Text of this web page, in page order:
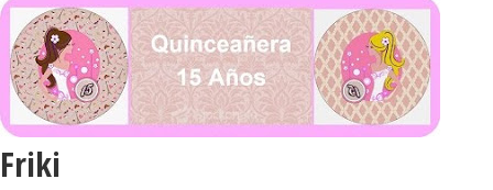
Friki